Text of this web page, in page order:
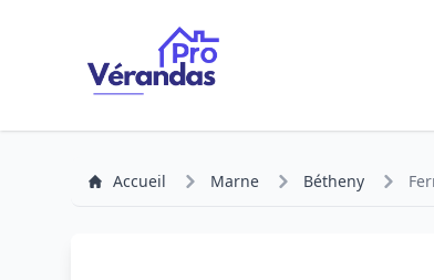
Accueil Marne Bétheny